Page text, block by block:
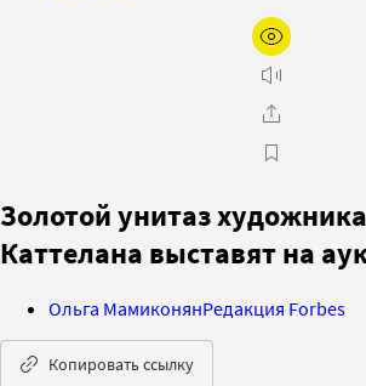
Золотой унитаз
Каттелана выставят на
Ольга МамиконянРедакция Forbes
Копировать ссылку